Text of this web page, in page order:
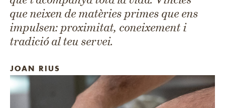
que neixen de matèries primes que ens
impulsen: proximitat, coneixement i
tradició al teu servei.
JOAN RIUS